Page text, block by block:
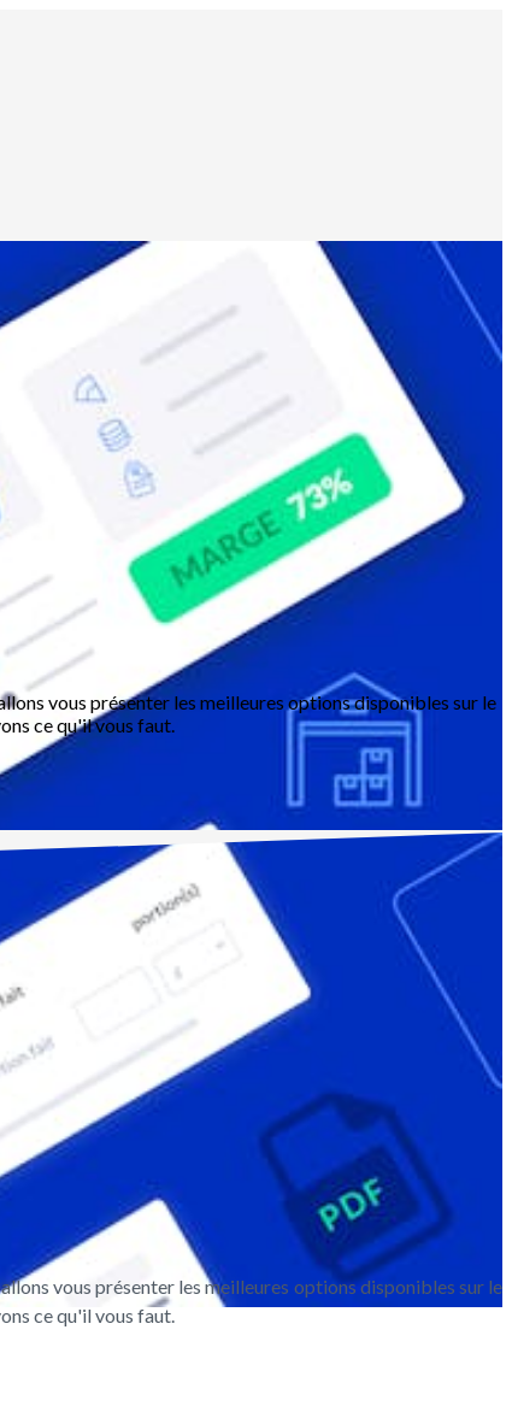
vous présenter les meilleures options disponibles sur le
ce qu'il vous faut.
vous présenter les meilleures options disponibles sur le
ce qu'il vous faut.